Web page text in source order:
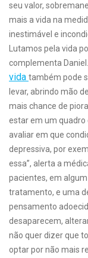
seu valor,
mais a vida na
inestimável e
Lutamos pela vida
complementa
vida também pode
levar, abrindo mão
mais chance de
estar em um quadro
avaliar em que
depressiva, por
essa”, alerta a
pacientes, em
tratamento, e uma
pensamento
desaparecem,
não quer dizer que
optar por não mais